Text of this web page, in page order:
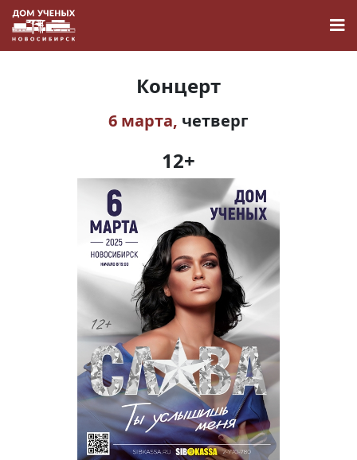
Наука
О Доме учёных
Виртуальный тур
Контакты
Вакансии
Концерт
6 марта, четверг
12+